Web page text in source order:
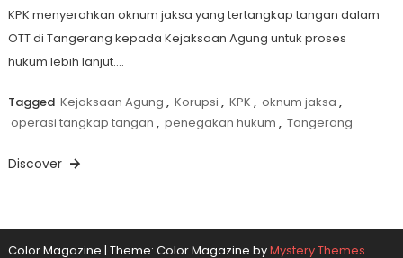
KPK menyerahkan oknum jaksa yang tertangkap tangan dalam
OTT di Tangerang kepada Kejaksaan Agung untuk proses
hukum lebih lanjut….
Tagged Kejaksaan Agung , Korupsi , KPK , oknum jaksa ,
operasi tangkap tangan , penegakan hukum , Tangerang
Discover
Color Magazine | Theme: Color Magazine byMystery Themes.